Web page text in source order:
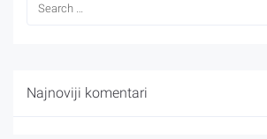
Najnoviji komentari